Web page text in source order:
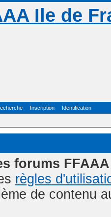
Ile de
Inscription Identification
forums FFAAA
règles
de contenu